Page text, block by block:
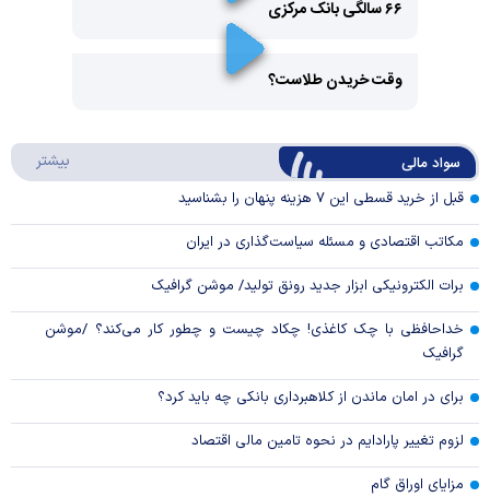
۶۶ سالگی بانک مرکزی
Video
وقت خریدن طلاست؟
سواد مالی بیشتر
قبل از خرید قسطی این ۷ هزینه پنهان را بشناسید
مکاتب اقتصادی و مسئله سیاست‌گذاری در ایران
برات الکترونیکی ابزار جدید رونق تولید/ موشن گرافیک
خداحافظی با چک کاغذی! چکاد چیست و چطور کار می‌کند؟ /موشن
گرافیک
برای در امان ماندن از کلاهبرداری بانکی چه باید کرد؟
لزوم تغییر پارادایم در نحوه تامین مالی اقتصاد
مزایای اوراق گام